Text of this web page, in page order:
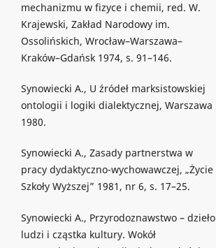
mechanizmu w fizyce i chemii, red. W.
Krajewski, Zakład Narodowy im.
Ossolińskich, Wrocław–Warszawa–
Kraków–Gdańsk 1974, s. 91–146.
Synowiecki A., U źródeł marksistowskiej
ontologii i logiki dialektycznej, Warszawa
1980.
Synowiecki A., Zasady partnerstwa w
pracy dydaktyczno-wychowawczej, „Życie
Szkoły Wyższej” 1981, nr 6, s. 17–25.
Synowiecki A., Przyrodoznawstwo – dzieło
ludzi i cząstka kultury. Wokół